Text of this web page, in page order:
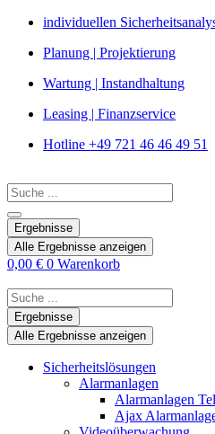
Zum
springen
individuellen
Planung | Projektierung
Wartung | Instandhaltung
Leasing | Finanzservice
Hotline +49 721 46 46 49 51
Search
...
Ergebnisse
Alle Ergebnisse anzeigen
0,00 € 0 Warenkorb
Search
...Ergebnisse
Alle Ergebnisse anzeigen
Sicherheitslösungen
Alarmanlagen
Alarmanlagen
Ajax